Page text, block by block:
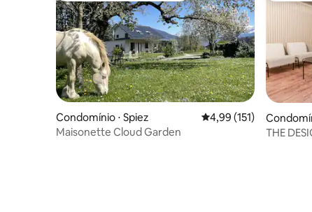
morreu em 1865.
Condomínio ⋅ Spiez 4,99 de uma avaliação
4,99 (151)
Maisonette Cloud Garden
THE